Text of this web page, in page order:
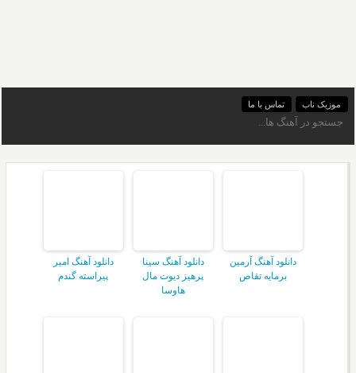
موزیک ناب تماس با ما
دانلود آهنگ آرمین
برمایه تقاص
دانلود آهنگ سینا
پرهیز دیوت مال
هاوسا
دانلود آهنگ امیر
پیراسته گندم